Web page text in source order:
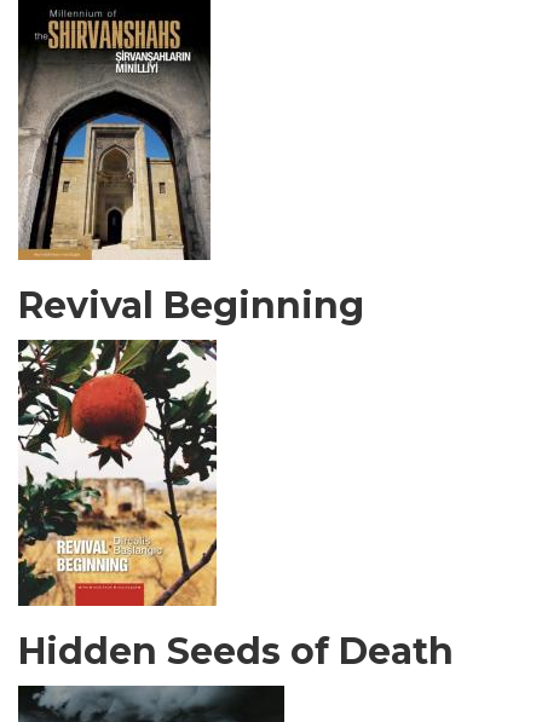
Revival Beginning
Hidden Seeds of Death